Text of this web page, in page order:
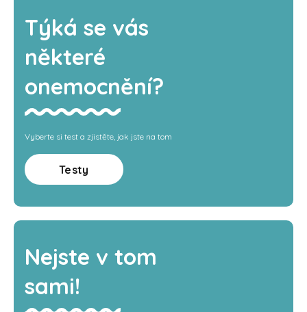
Týká se vás
některé
onemocnění?
Vyberte si test a zjistěte, jak jste na tom
Testy
Nejste v tom
sami!